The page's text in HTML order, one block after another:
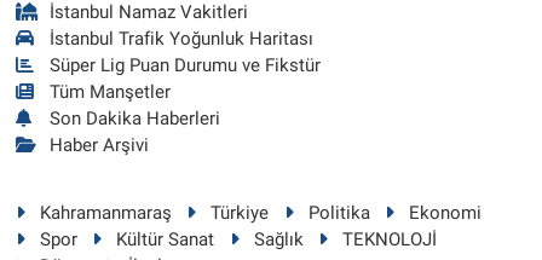
İstanbul Namaz Vakitleri
İstanbul Trafik Yoğunluk Haritası
Süper Lig Puan Durumu ve Fikstür
Tüm Manşetler
Son Dakika Haberleri
Haber Arşivi
Kahramanmaraş Türkiye Politika
Ekonomi
Spor
Kültür Sanat Sağlık
TEKNOLOJİ